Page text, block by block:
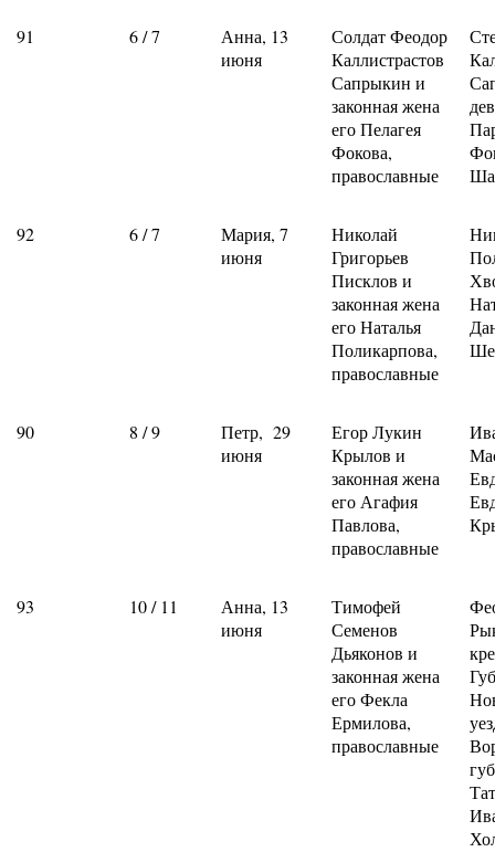
91 6 / 7
Анна, 13
июня
Солдат Феодор
Каллистрастов
Сапрыкин и
законная жена
его Пелагея
Фокова,
православные
92 6 / 7
Мария, 7
июня
Николай
Григорьев
Писклов и
законная жена
его Наталья
Поликарпова,
православные
90 8 / 9
Петр, 29
июня
Егор Лукин
Крылов и
законная жена
его Агафия
Павлова,
православные
93 10 / 11
Анна, 13
июня
Тимофей
Семенов
Дьяконов и
законная жена
его Фекла
Ермилова,
православные